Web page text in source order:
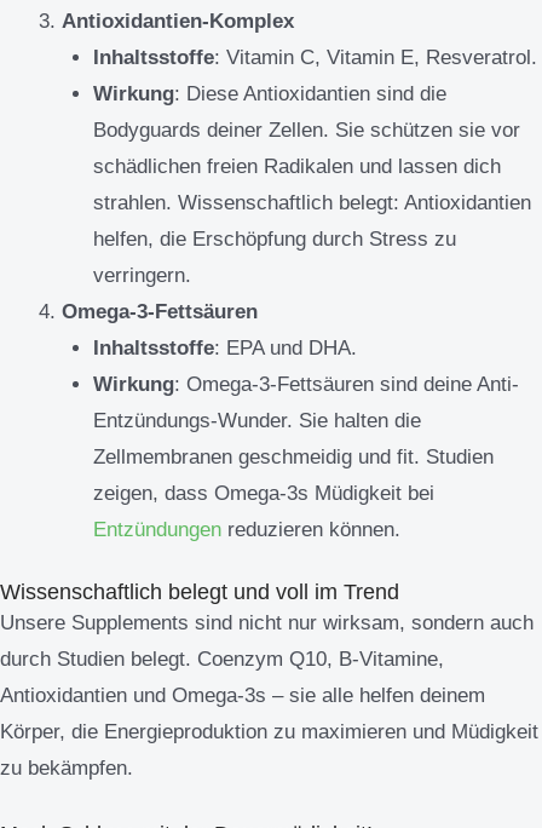
Antioxidantien-Komplex
Inhaltsstoffe: Vitamin C, Vitamin E, Resveratrol.
Wirkung: Diese Antioxidantien sind die
Bodyguards deiner Zellen. Sie schützen sie vor
schädlichen freien Radikalen und lassen dich
strahlen. Wissenschaftlich belegt: Antioxidantien
helfen, die Erschöpfung durch Stress zu
verringern.
Omega-3-Fettsäuren
Inhaltsstoffe: EPA und DHA.
Wirkung: Omega-3-Fettsäuren sind deine Anti-
Entzündungs-Wunder. Sie halten die
Zellmembranen geschmeidig und fit. Studien
zeigen, dass Omega-3s Müdigkeit bei
Entzündungenreduzieren können.
Wissenschaftlich belegt und voll im Trend
Unsere Supplements sind nicht nur wirksam, sondern auch
durch Studien belegt. Coenzym Q10, B-Vitamine,
Antioxidantien und Omega-3s – sie alle helfen deinem
Körper, die Energieproduktion zu maximieren und Müdigkeit
zu bekämpfen.